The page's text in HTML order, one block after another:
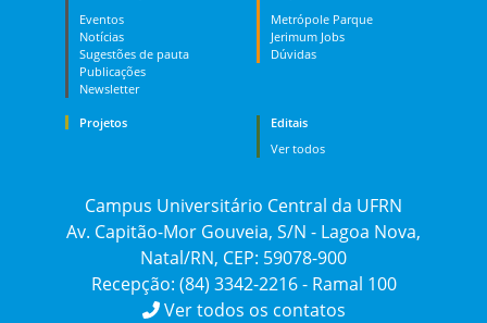
Eventos
Notícias
Sugestões de pauta
Publicações
Newsletter
Metrópole Parque
Jerimum Jobs
Dúvidas
Projetos
Editais
Ver todos
Campus Universitário Central da UFRN
Av. Capitão-Mor Gouveia, S/N - Lagoa Nova,
Natal/RN, CEP: 59078-900
Recepção: (84) 3342-2216 - Ramal 100
Ver todos os contatos